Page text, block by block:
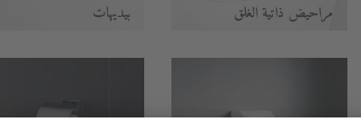
مراحيض ذاتية الغلق بيديهات